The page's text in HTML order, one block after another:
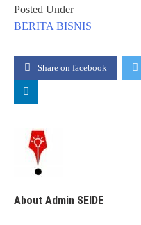
Posted Under
BERITA BISNIS
Share on facebook
About Admin SEIDE